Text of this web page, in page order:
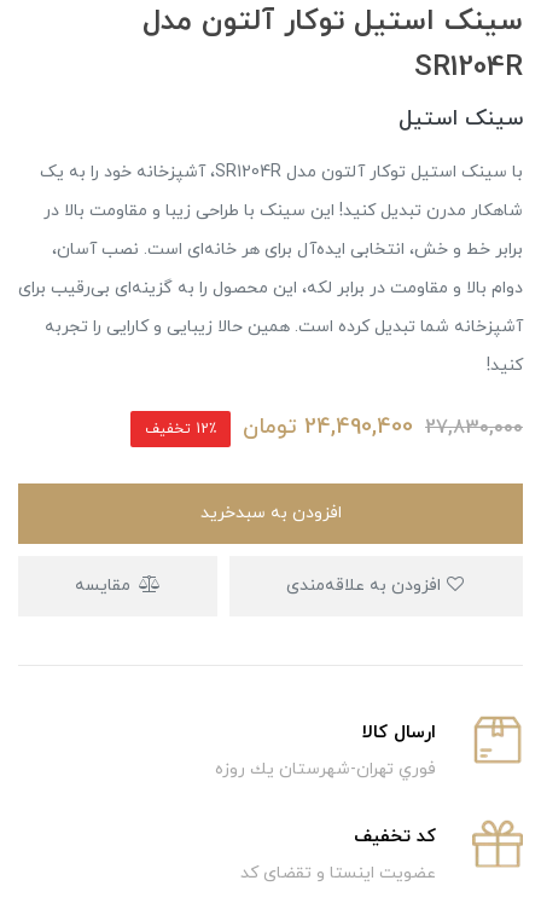
سینک استیل توکار آلتون مدل
SR1204R
سینک استیل
با سینک استیل توکار آلتون مدل SR1204R، آشپزخانه‌ خود را به یک
شاهکار مدرن تبدیل کنید! این سینک با طراحی زیبا و مقاومت بالا در
برابر خط و خش، انتخابی ایده‌آل برای هر خانه‌ای است. نصب آسان،
دوام بالا و مقاومت در برابر لکه، این محصول را به گزینه‌ای بی‌رقیب برای
آشپزخانه شما تبدیل کرده است. همین حالا زیبایی و کارایی را تجربه
کنید!
27,830,000
24,490,400 تومان 12٪ تخفیف
افزودن به سبدخرید
مقایسه
ارسال كالا
فوري تهران-شهرستان يك روزه
كد تخفيف
عضویت اینستا و تقضای کد